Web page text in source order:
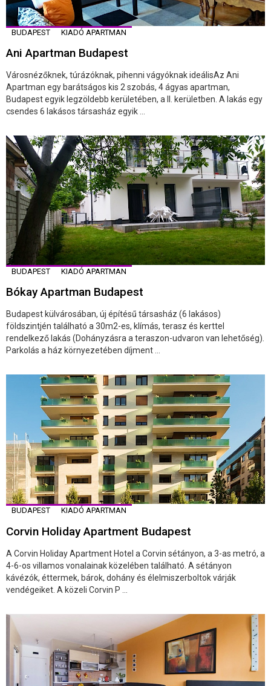
BUDAPEST KIADÓ APARTMAN
Ani Apartman Budapest
Városnézőknek, túrázóknak, pihenni vágyóknak ideálisAz Ani
Apartman egy barátságos kis 2 szobás, 4 ágyas apartman,
Budapest egyik legzöldebb kerületében, a II. kerületben. A lakás egy
csendes 6 lakásos társasház egyik ...
BUDAPEST KIADÓ APARTMAN
Bókay Apartman Budapest
Budapest külvárosában, új építésű társasház (6 lakásos)
földszintjén található a 30m2-es, klímás, terasz és kerttel
rendelkező lakás (Dohányzásra a teraszon-udvaron van lehetőség).
Parkolás a ház környezetében díjment ...
BUDAPEST KIADÓ APARTMAN
Corvin Holiday Apartment Budapest
A Corvin Holiday Apartment Hotel a Corvin sétányon, a 3-as metró, a
4-6-os villamos vonalainak közelében található. A sétányon
kávézók, éttermek, bárok, dohány és élelmiszerboltok várják
vendégeiket. A közeli Corvin P ...